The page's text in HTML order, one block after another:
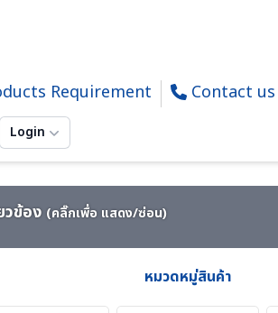
Requirement Contact us
Login
รถเข็น-ล้อรถ
วข้อง (คลิ๊กเพื่อ แสดง/ซ่อน)
หมวดหมู่สินค้า